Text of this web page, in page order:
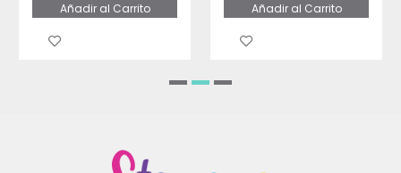
Añadir al Carrito Añadir al Carrito